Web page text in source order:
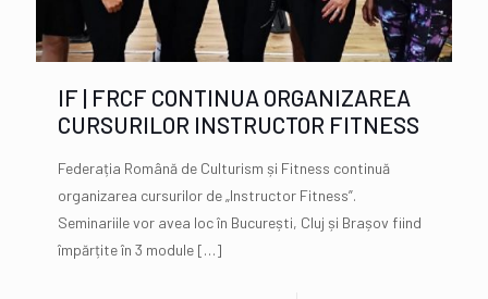
IF | FRCF CONTINUA ORGANIZAREA
CURSURILOR INSTRUCTOR FITNESS
Federația Română de Culturism și Fitness continuă
organizarea cursurilor de „Instructor Fitness”.
Seminariile vor avea loc în București, Cluj și Brașov fiind
împărțite în 3 module […]